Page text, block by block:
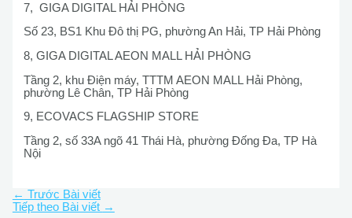
7, GIGA DIGITAL HẢI PHÒNG
Số 23, BS1 Khu Đô thị PG, phường An Hải, TP Hải Phòng
8, GIGA DIGITAL AEON MALL HẢI PHÒNG
Tầng 2, khu Điện máy, TTTM AEON MALL Hải Phòng,
phường Lê Chân, TP Hải Phòng
9, ECOVACS FLAGSHIP STORE
Tầng 2, số 33A ngõ 41 Thái Hà, phường Đống Đa, TP Hà
Nội
← Trước Bài viết
Tiếp theo Bài viết →